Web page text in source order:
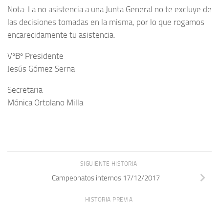
Nota: La no asistencia a una Junta General no te excluye de
las decisiones tomadas en la misma, por lo que rogamos
encarecidamente tu asistencia.
VºBº Presidente
Jesús Gómez Serna
Secretaria
Mónica Ortolano Milla
SIGUIENTE HISTORIA
Campeonatos internos 17/12/2017
HISTORIA PREVIA